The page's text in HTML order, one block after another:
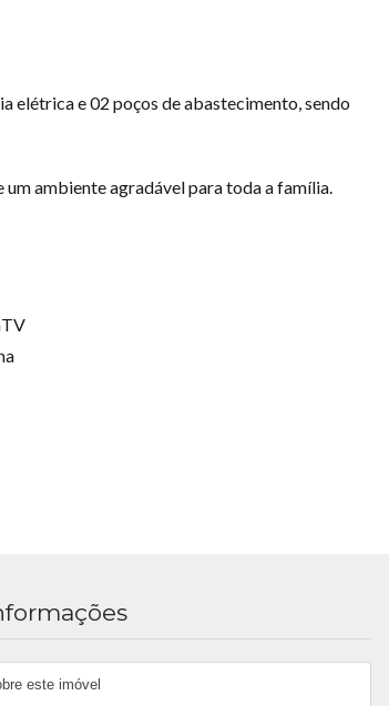
elétrica e 02 poços de abastecimento, sendo
um ambiente agradável para toda a família.